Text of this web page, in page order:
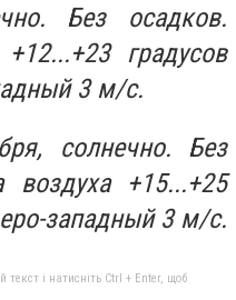
Без осадков.
градусов
3 м/с.
солнечно. Без
воздуха +15...+25
западный 3 м/с.
текст і натисніть Ctrl + Enter, щоб